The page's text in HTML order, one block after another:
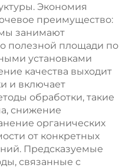
Экономия
преимущество:
занимают
полезной площади по
установками
качества выходит
и включает
обработки, такие
снижение
органических
от конкретных
Предсказуемые
связанные с